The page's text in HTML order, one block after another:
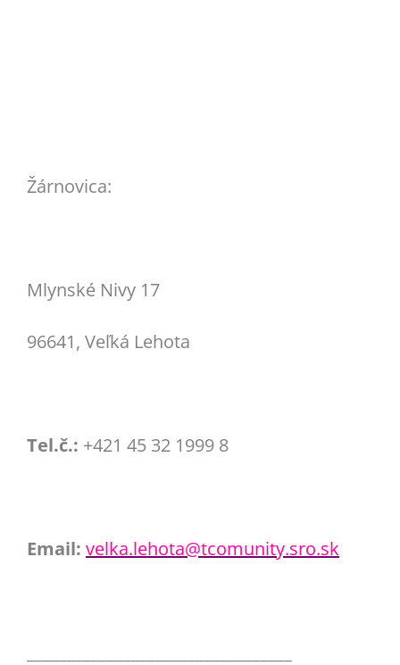
Žárnovica:
Mlynské Nivy 17
96641, Veľká Lehota
Tel.č.: +421 45 32 1999 8
Email: velka.lehota@tcomunity.sro.sk